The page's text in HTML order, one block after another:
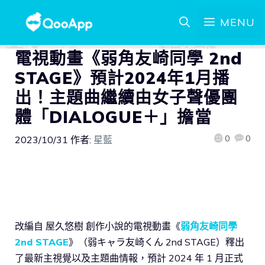
MENU
電視動畫《弱角友崎同學 2nd
STAGE》預計2024年1月播
出！主題曲繼續由女子聲優團
體「DIALOGUE＋」擔當
2023/10/31 作者: 星藍 0 0
改編自 屋久悠樹 創作小說的電視動畫《弱角友崎同學
2nd STAGE》（弱キャラ友崎くん 2nd STAGE）釋出
了最新主視覺以及主題曲情報，預計 2024 年 1 月正式